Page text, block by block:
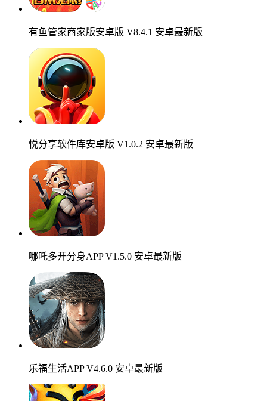
有鱼管家商家版安卓版 V8.4.1 安卓最新版
悦分享软件库安卓版 V1.0.2 安卓最新版
哪吒多开分身APP V1.5.0 安卓最新版
乐福生活APP V4.6.0 安卓最新版